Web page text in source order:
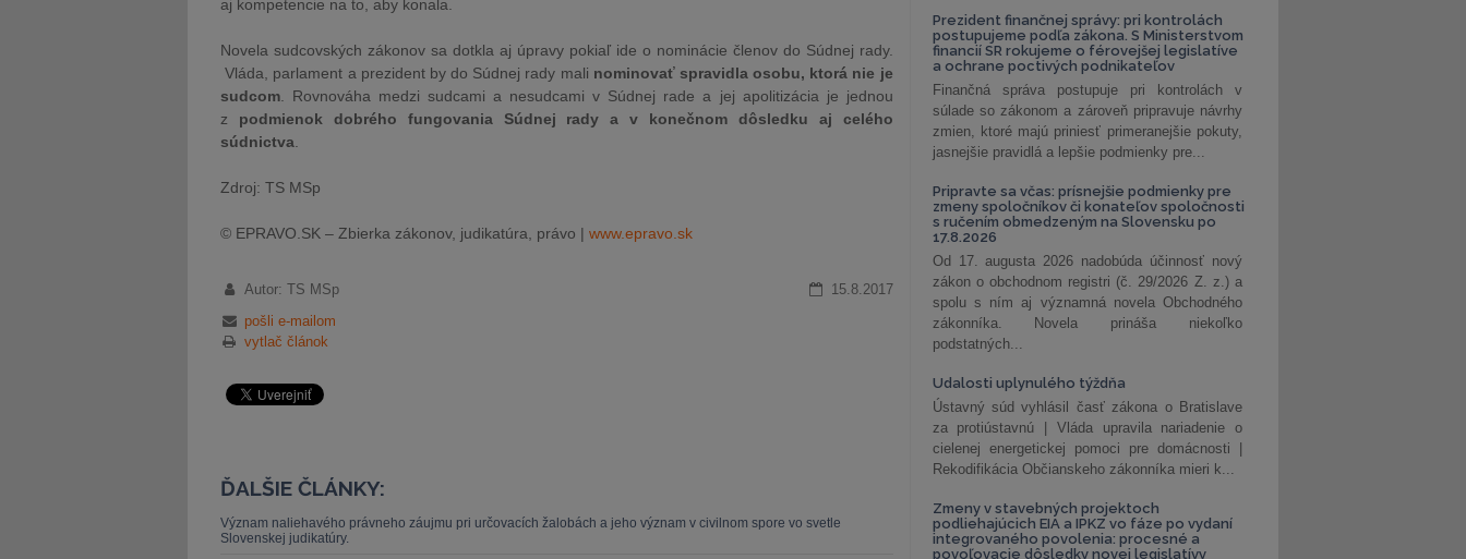
aj kompetencie na to, aby konala.
Novela sudcovských zákonov sa dotkla aj úpravy pokiaľ ide o nominácie členov do Súdnej rady.
Vláda, parlament a prezident by do Súdnej rady mali nominovať spravidla osobu, ktorá nie je
sudcom . Rovnováha medzi sudcami a nesudcami v Súdnej rade a jej apolitizácia je jednou
z podmienok dobrého fungovania Súdnej rady a v konečnom dôsledku aj celého
súdnictva
Zdroj: TS MSp
© EPRAVO.SK – Zbierka zákonov, judikatúra, právo | www.epravo.sk
Autor: TS MSp
15.8.2017
pošli e-mailom
vytlač článok
ĎALŠIE ČLÁNKY:
Význam naliehavého právneho záujmu pri určovacích žalobách a jeho význam v civilnom spore vo svetle
Slovenskej judikatúry.
Prezident finančnej správy: pri kontrolách
postupujeme podľa zákona. S Ministerstvom
financií SR rokujeme o férovejšej legislatíve
a ochrane poctivých podnikateľov
Finančná správa postupuje pri kontrolách v
súlade so zákonom a zároveň pripravuje návrhy
zmien, ktoré majú priniesť primeranejšie pokuty,
jasnejšie pravidlá a lepšie podmienky pre...
Pripravte sa včas: prísnejšie podmienky pre
zmeny spoločníkov či konateľov spoločnosti
s ručením obmedzeným na Slovensku po
17.8.2026
Od 17. augusta 2026 nadobúda účinnosť nový
zákon o obchodnom registri (č. 29/2026 Z. z.) a
spolu s ním aj významná novela Obchodného
zákonníka. Novela prináša niekoľko
podstatných...
Udalosti uplynulého týždňa
Ústavný súd vyhlásil časť zákona o Bratislave
za protiústavnú | Vláda upravila nariadenie o
cielenej energetickej pomoci pre domácnosti |
Rekodifikácia Občianskeho zákonníka mieri k...
Zmeny v stavebných projektoch
podliehajúcich EIA a IPKZ vo fáze po vydaní
integrovaného povolenia: procesné a
povoľovacie dôsledky novej legislatívy